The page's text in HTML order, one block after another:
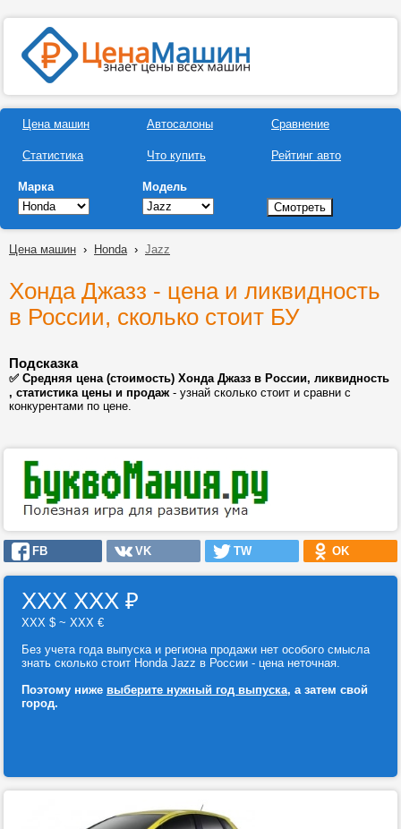
Цена машин
Статистика
Автосалоны
Что купить
Сравнение
Рейтинг авто
Марка Модель
Цена машин › Honda› Jazz
Хонда Джазз - цена и ликвидность
в России, сколько стоит БУ
Подсказка
✅ Средняя цена (стоимость) Хонда Джазз в России, ликвидность
, статистика цены и продаж- узнай сколько стоит и сравни с
конкурентами по цене.
FB VK TW OK
ХХХ ХХХ ₽
ХХХ $ ~ ХХХ €
Без учета года выпуска и региона продажи нет особого смысла
знать сколько стоит Honda Jazz в России - цена неточная.
Поэтому ниже выберите нужный год выпуска, а затем свой
город.